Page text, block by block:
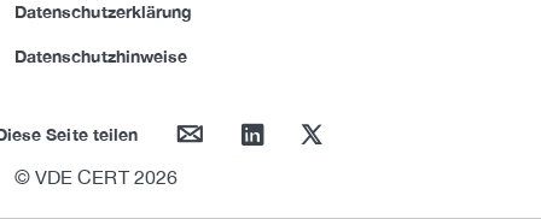
Datenschutzerklärung
Datenschutzhinweise
Seite teilen mail linkedin twitter
© VDE CERT 2026